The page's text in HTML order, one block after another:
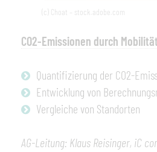
(c) Choat – stock.adobe.com
CO2-Emissionen durch
Quantifizierung der CO2-
Entwicklung von
Vergleiche von Standorten
AG-Leitung: Klaus Reisinger, iC